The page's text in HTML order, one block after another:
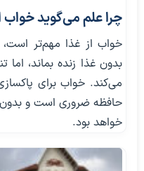
چرا علم می‌گوید
خواب از غذا مهم‌تر است،
بدون غذا زنده بماند،
می‌کند. خواب برای
حافظه ضروری است و بدون
خواهد بود.